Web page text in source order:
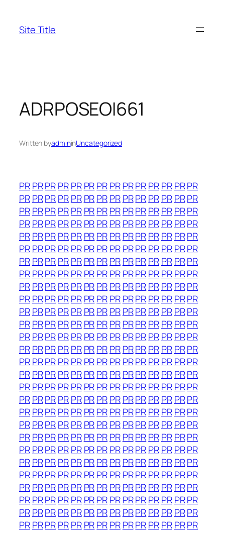
content
Site Title
ADRPOSEOI661
Written byadmininUncategorized
PRPRPRPRPR PRPRPRPRPRPRPR PRPR
PRPRPRPRPR PRPRPRPRPRPRPR PRPR
PRPRPRPRPR PRPRPRPRPRPRPR PRPR
PRPRPRPRPR PRPRPRPRPRPRPR PRPR
PRPRPRPRPR PRPRPRPRPRPRPR PRPR
PRPRPRPRPR PRPRPRPRPRPRPR PRPR
PRPRPRPRPR PRPRPRPRPRPRPR PRPR
PRPRPRPRPR PRPRPRPRPRPRPR PRPR
PRPRPRPRPR PRPRPRPRPRPRPR PRPR
PRPRPRPRPR PRPRPRPRPRPRPR PRPR
PRPRPRPRPR PRPRPRPRPRPRPR PRPR
PRPRPRPRPR PRPRPRPRPRPRPR PRPR
PRPRPRPRPR PRPRPRPRPRPRPR PRPR
PRPRPRPRPR PRPRPRPRPRPRPR PRPR
PRPRPRPRPR PRPRPRPRPRPRPR PRPR
PRPRPRPRPR PRPRPRPRPRPRPR PRPR
PRPRPRPRPR PRPRPRPRPRPRPR PRPR
PRPRPRPRPR PRPRPRPRPRPRPR PRPR
PRPRPRPRPR PRPRPRPRPRPRPR PRPR
PRPRPRPRPR PRPRPRPRPRPRPR PRPR
PRPRPRPRPR PRPRPRPRPRPRPR PRPR
PRPRPRPRPR PRPRPRPRPRPRPR PRPR
PRPRPRPRPR PRPRPRPRPRPRPR PRPR
PRPRPRPRPR PRPRPRPRPRPRPR PRPR
PRPRPRPRPR PRPRPRPRPRPRPR PRPR
PRPRPRPRPR PRPRPRPRPRPRPR PRPR
PRPRPRPRPR PRPRPRPRPRPRPR PRPR
PRPRPRPRPR PRPRPRPRPRPRPR PRPR